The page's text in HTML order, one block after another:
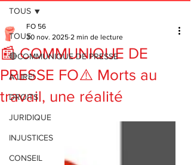
TOUS
🔴COMMUNIQUE DE PRESSE
A LIRE!
DROITS
JURIDIQUE
INJUSTICES
CONSEIL
TOUS
📰 COMMUNIQUE DE
PRESSE FO⚠️ Morts au
travail, une réalité
FO 56
30 nov. 2025 2 min de lecture